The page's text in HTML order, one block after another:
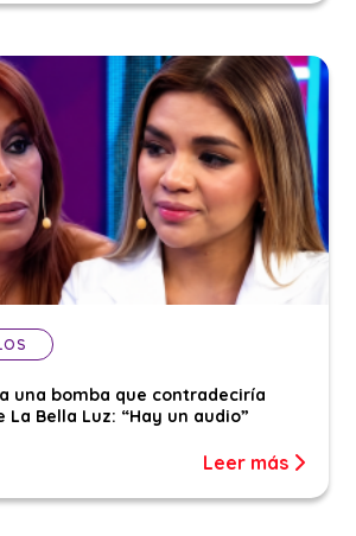
una bomba que contradeciría
La Bella Luz: “Hay un audio”
Leer más